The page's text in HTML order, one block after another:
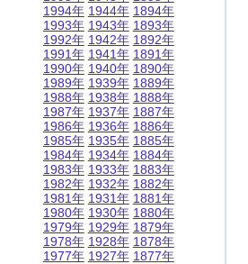
1994年
1993年
1992年
1991年
1990年
1989年
1988年
1987年
1986年
1985年
1984年
1983年
1982年
1981年
1980年
1979年
1978年
1977年
1944年
1943年
1942年
1941年
1940年
1939年
1938年
1937年
1936年
1935年
1934年
1933年
1932年
1931年
1930年
1929年
1928年
1927年
1894年
1893年
1892年
1891年
1890年
1889年
1888年
1887年
1886年
1885年
1884年
1883年
1882年
1881年
1880年
1879年
1878年
1877年